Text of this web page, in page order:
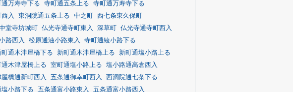
万寿寺下る 寺町通五条上る
寺町通万寿寺下る
入 東洞院通五条上る 中之町
西七条東久保町
堂寺坊城町 仏光寺通寺町東入 深草町
仏光寺通寺町西入
路西入 松原通油小路東入
寺町通綾小路下る
町通木津屋橋下る 新町通木津屋橋上る
新町通塩小路上る
通木津屋橋上る 室町通塩小路上る
塩小路通高倉西入
屋橋通新町西入 五条通御幸町西入
西洞院通七条下る
塩小路下る 五条通富小路東入
五条通富小路西入